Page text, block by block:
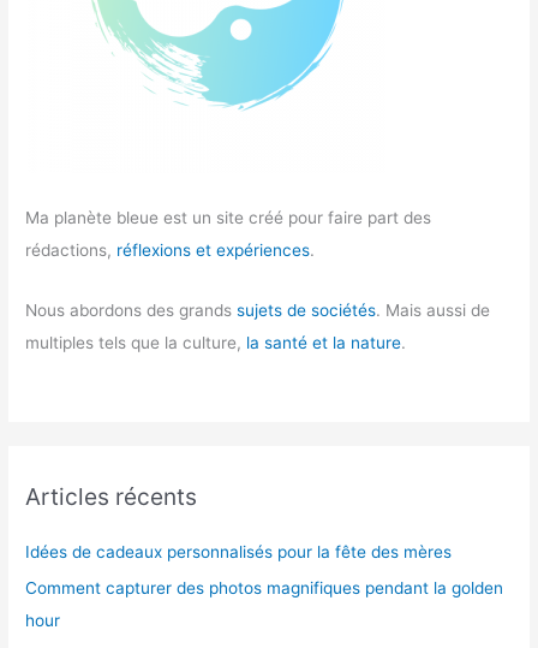
Ma planète bleue est un site créé pour faire part des
rédactions, réflexions et expériences.
Nous abordons des grandssujets de sociétés. Mais aussi de
multiples tels que la culture, la santé et la nature.
Articles récents
Idées de cadeaux personnalisés pour la fête des mères
Comment capturer des photos magnifiques pendant la golden
hour